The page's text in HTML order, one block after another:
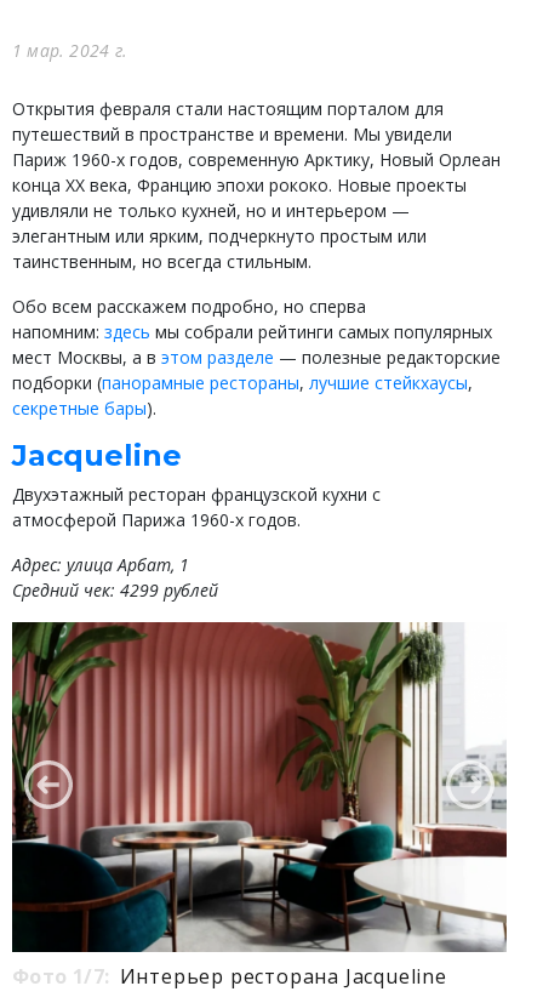
1 мар. 2024 г.
Открытия февраля стали настоящим порталом для
путешествий в пространстве и времени. Мы увидели
Париж 1960-х годов, современную Арктику, Новый Орлеан
конца XX века, Францию эпохи рококо. Новые проекты
удивляли не только кухней, но и интерьером —
элегантным или ярким, подчеркнуто простым или
таинственным, но всегда стильным.
Обо всем расскажем подробно, но сперва
напомним: здесь мы собрали рейтинги самых популярных
мест Москвы, а в этом разделе — полезные редакторские
подборки (панорамные рестораны, лучшие стейкхаусы,
секретные бары).
Jacqueline
Двухэтажный ресторан французской кухни с
атмосферой Парижа 1960-х годов.
Адрес: улица Арбат, 1
Средний чек: 4299 рублей
Фото 1/7: Интерьер ресторана Jacqueline